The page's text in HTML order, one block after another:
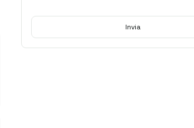
Invia